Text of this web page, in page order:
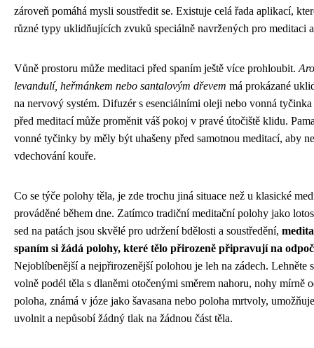
zároveň pomáhá mysli soustředit se. Existuje celá řada aplikací,
různé typy uklidňujících zvuků speciálně navržených pro meditaci
Vůně prostoru může meditaci před spaním ještě více prohloubit.
levandulí, heřmánkem nebo santalovým dřevem má prokázané
na nervový systém. Difuzér s esenciálními oleji nebo vonná
před meditací může proměnit váš pokoj v pravé útočiště klidu.
vonné tyčinky by měly být uhašeny před samotnou meditací, aby
vdechování kouře.
Co se týče polohy těla, je zde trochu jiná situace než u klasické
prováděné během dne. Zatímco tradiční meditační polohy jako
sed na patách jsou skvělé pro udržení bdělosti a soustředění,
spaním si žádá polohy, které tělo přirozeně připravují na
Nejoblíbenější a nejpřirozenější polohou je leh na zádech. Lehněte
volně podél těla s dlaněmi otočenými směrem nahoru, nohy mírně
poloha, známá v józe jako šavasana nebo poloha mrtvoly,
uvolnit a nepůsobí žádný tlak na žádnou část těla.